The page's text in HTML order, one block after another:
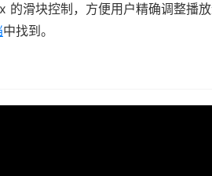
的滑块控制，方便用户精确调整播
中找到。